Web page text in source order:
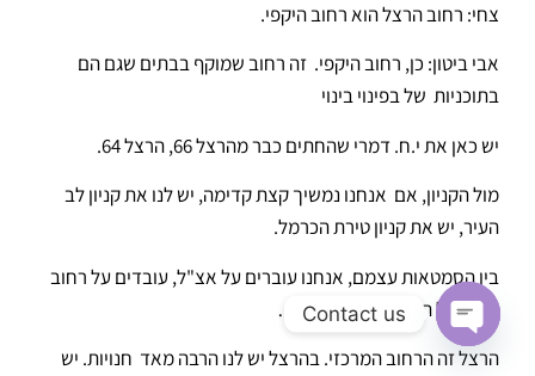
צחי: רחוב הרצל הוא רחוב היקפי.
אבי ביטון: כן, רחוב היקפי. זה רחוב שמוקף בבתים שגם הם
בתוכניות של בפינוי בינוי
יש כאן את י.ח. דמרי שהחתים כבר מהרצל 66, הרצל 64.
מול הקניון, אם אנחנו נמשיך קצת קדימה, יש לנו את קניון לב
העיר, יש את קניון טירת הכרמל.
בין הסמטאות עצמם, אנחנו עוברים על אצ"ל, עובדים על רחוב
שרת, על הרחובות הפניימים…
הרצל זה הרחוב המרכזי. בהרצל יש לנו הרבה מאד חנויות. יש
Contact us
Open chaty